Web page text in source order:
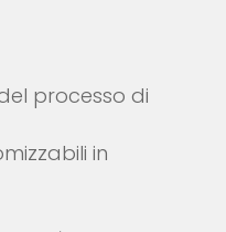
processo di
in